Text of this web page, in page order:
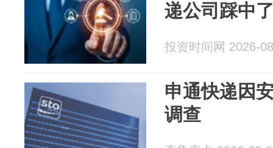
递公司踩中
投资时间网 2026-
申通快递因
调查